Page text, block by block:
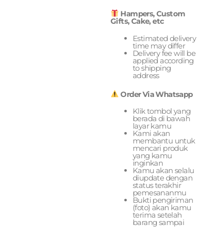
Hampers, Custom
Gifts, Cake, etc
Estimated delivery
time may differ
Delivery fee will be
applied according
to shipping
address
Order Via Whatsapp
Klik tombol yang
berada di bawah
layar kamu
Kami akan
membantu untuk
mencari produk
yang kamu
inginkan
Kamu akan selalu
diupdate dengan
status terakhir
pemesananmu
Bukti pengiriman
(foto) akan kamu
terima setelah
barang sampai